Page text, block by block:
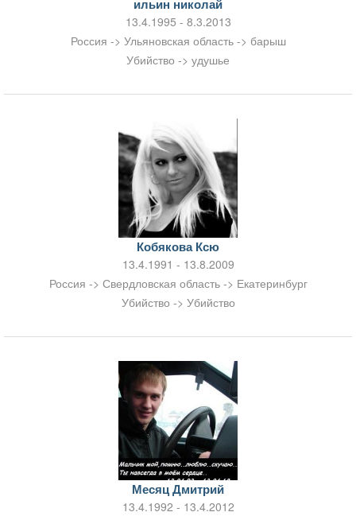
ильин николай
13.4.1995 - 8.3.2013
Россия -> Ульяновская область -> барыш
Убийство -> удушье
Кобякова Ксю
13.4.1991 - 13.8.2009
Россия -> Свердловская область -> Екатеринбург
Убийство -> Убийство
Месяц Дмитрий
13.4.1992 - 13.4.2012